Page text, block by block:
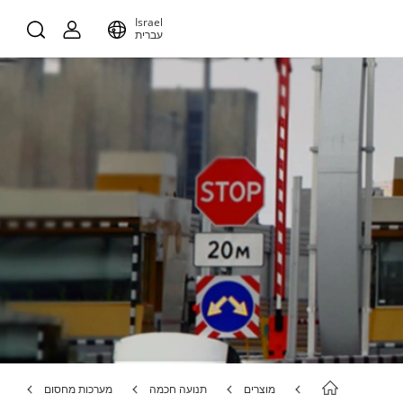
Israel
עברית
מוצרים תנועה חכמה מערכות מחסום